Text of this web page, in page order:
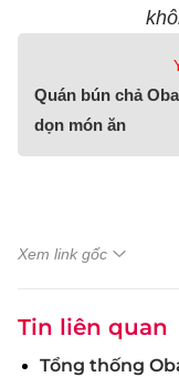
Quán bún chả
dọn món ăn
Xem link gốc
Tin liên quan
Tổng thống